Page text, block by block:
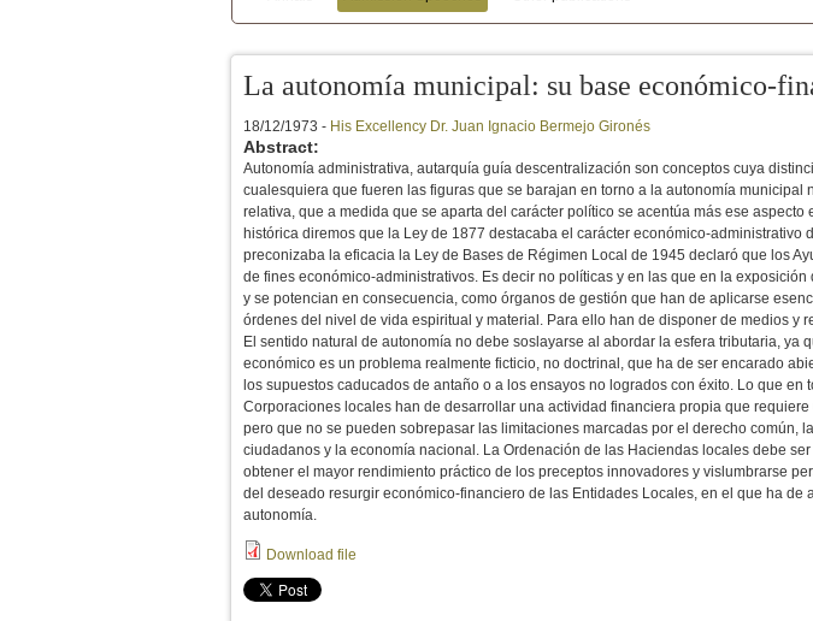
Secondary menu
La autonomía municipal: su base económico-
18/12/1973 - His Excellency Dr. Juan Ignacio Bermejo Gironés
Abstract:
Autonomía administrativa, autarquía guía descentralización son conceptos cuya
cualesquiera que fueren las figuras que se barajan en torno a la autonomía municipal
relativa, que a medida que se aparta del carácter político se acentúa más ese
histórica diremos que la Ley de 1877 destacaba el carácter económico-administrativo
preconizaba la eficacia la Ley de Bases de Régimen Local de 1945 declaró que los
de fines económico-administrativos. Es decir no políticas y en las que en la exposición
y se potencian en consecuencia, como órganos de gestión que han de aplicarse
órdenes del nivel de vida espiritual y material. Para ello han de disponer de medios y
El sentido natural de autonomía no debe soslayarse al abordar la esfera tributaria, ya
económico es un problema realmente ficticio, no doctrinal, que ha de ser encarado
los supuestos caducados de antaño o a los ensayos no logrados con éxito. Lo que en
Corporaciones locales han de desarrollar una actividad financiera propia que requiere
pero que no se pueden sobrepasar las limitaciones marcadas por el derecho común,
ciudadanos y la economía nacional. La Ordenación de las Haciendas locales debe
obtener el mayor rendimiento práctico de los preceptos innovadores y vislumbrarse
del deseado resurgir económico-financiero de las Entidades Locales, en el que ha de
autonomía.
Download file